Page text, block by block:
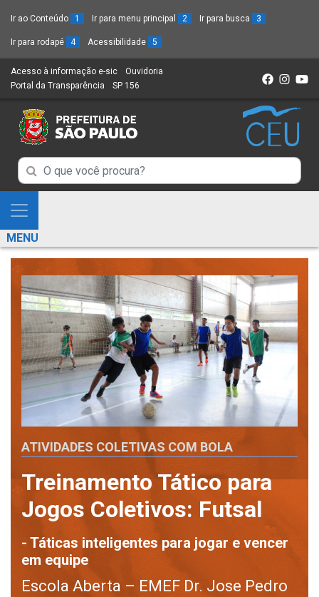
Ir ao Conteúdo 1 Ir para menu principal 2 Ir para busca 3
Ir para rodapé 4 Acessibilidade 5
Acesso à informação e-sic (Link
para
novo
sítio)
Ouvidoria
Portal da Transparência (Link
um
novo
SP 156
Campo
de
Busca
de
informações
Campo
de
de
informações
Mostra
e
Esconde
Menu
MENU
ATIVIDADES COLETIVAS COM BOLA
Treinamento Tático para
Jogos Coletivos: Futsal
- Táticas inteligentes para jogar e vencer
em equipe
Escola Aberta – EMEF Dr. Jose Pedro